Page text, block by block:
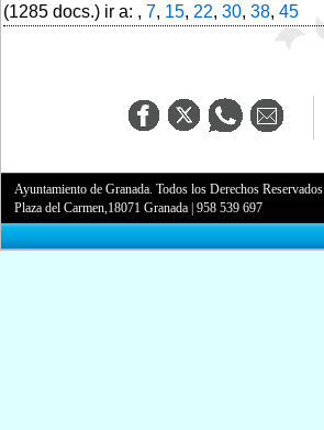
(1285 docs.) ir a: , 7, 15, 22, 30, 38, 45
Ayuntamiento de Granada. Todos los Derechos Reservados.
Plaza del Carmen,18071 Granada |958 539 697